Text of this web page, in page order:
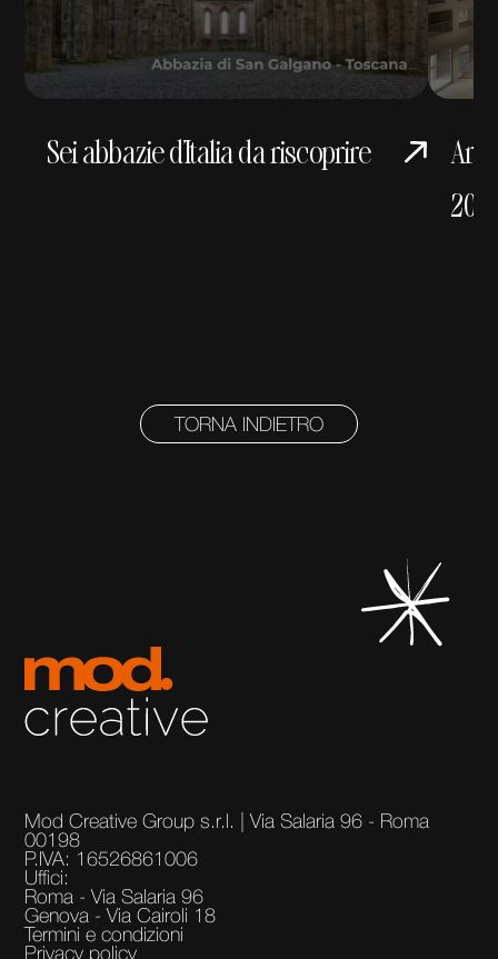
Sei abbazie d’Italia da riscoprire
TORNA INDIETRO
Mod Creative Group s.r.l. | Via Salaria 96 - Roma
00198
P.IVA: 16526861006
Uffici:
Roma - Via Salaria 96
Genova - Via Cairoli 18
Termini e condizioni
Privacy policy